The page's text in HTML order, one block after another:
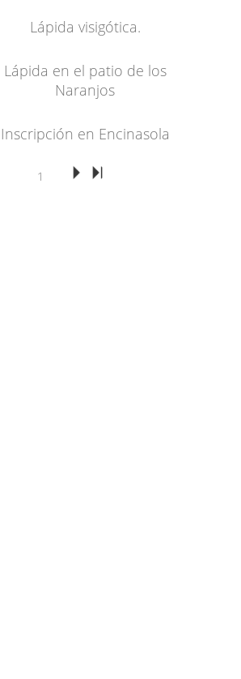
Lápida visigótica.
Lápida en el patio de los
Naranjos
Inscripción en Encinasola
1